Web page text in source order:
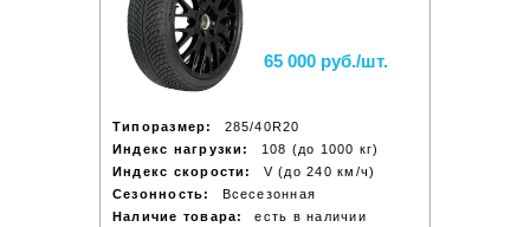
65 000 руб./шт.
Типоразмер:
285/40R20
Индекс нагрузки:
108 (до 1000 кг)
Индекс скорости:
V (до 240 км/ч)
Сезонность:
Всесезонная
Наличие товара:
есть в наличии